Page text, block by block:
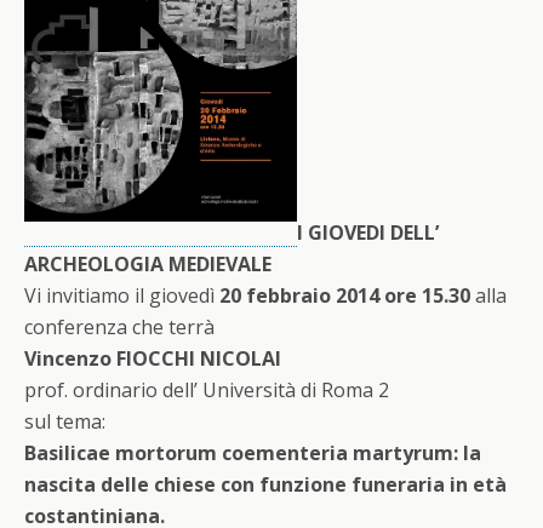
I GIOVEDI DELL’
ARCHEOLOGIA MEDIEVALE
Vi invitiamo il giovedì 20 febbraio 2014 ore 15.30alla
conferenza che terrà
Vincenzo FIOCCHI NICOLAI
prof. ordinario dell’ Università di Roma 2
sul tema:
Basilicae mortorum coementeria martyrum: la
nascita delle chiese con funzione funeraria in età
costantiniana.